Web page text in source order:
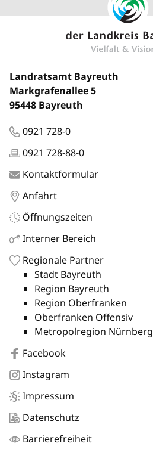
Landratsamt Bayreuth
Markgrafenallee 5
95448 Bayreuth
0921 728-0
0921 728-88-0
Kontaktformular
Anfahrt
Öffnungszeiten
Interner Bereich
Regionale Partner
Stadt Bayreuth
Region Bayreuth
Region Oberfranken
Oberfranken Offensiv
Metropolregion Nürnberg
Facebook
Instagram
Impressum
Datenschutz
Barrierefreiheit